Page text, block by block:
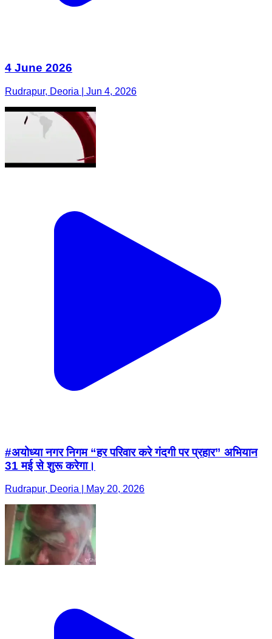
4 June 2026
Rudrapur, Deoria | Jun 4, 2026
#अयोध्या नगर निगम “हर परिवार करे गंदगी पर प्रहार” अभियान
31 मई से शुरू करेगा।
Rudrapur, Deoria | May 20, 2026